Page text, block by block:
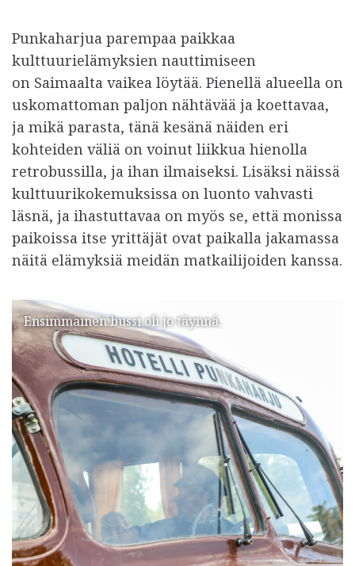
Punkaharjua parempaa paikkaa
kulttuurielämyksien nauttimiseen
on Saimaalta vaikea löytää. Pienellä alueella on
uskomattoman paljon nähtävää ja koettavaa,
ja mikä parasta, tänä kesänä näiden eri
kohteiden väliä on voinut liikkua hienolla
retrobussilla, ja ihan ilmaiseksi. Lisäksi näissä
kulttuurikokemuksissa on luonto vahvasti
läsnä, ja ihastuttavaa on myös se, että monissa
paikoissa itse yrittäjät ovat paikalla jakamassa
näitä elämyksiä meidän matkailijoiden kanssa.
Ensimmäinen bussi oli jo täynnä.